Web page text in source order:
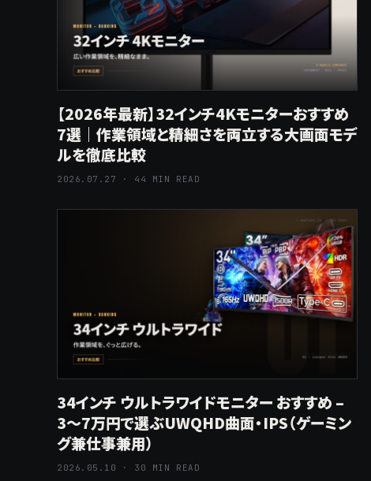
【2026年最新】32インチ4Kモニターおすすめ
7選｜作業領域と精細さを両立する大画面モデ
ルを徹底比較
2026.07.27 · 44 MIN READ
34インチ ウルトラワイドモニター おすすめ –
3〜7万円で選ぶUWQHD曲面・IPS（ゲーミン
グ兼仕事兼用）
2026.05.10 · 30 MIN READ